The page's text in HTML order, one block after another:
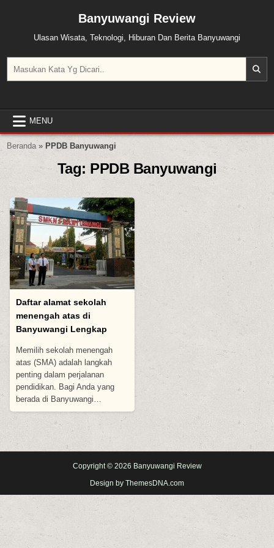
Banyuwangi Review
Ulasan Wisata, Teknologi, Hiburan Dan Berita Banyuwangi
MENU
Beranda» PPDB Banyuwangi
Tag: PPDB Banyuwangi
Daftar alamat sekolah
menengah atas di
Banyuwangi Lengkap
Memilih sekolah menengah
atas (SMA) adalah langkah
penting dalam perjalanan
pendidikan. Bagi Anda yang
berada di Banyuwangi…
Copyright © 2026 Banyuwangi Review
Design by ThemesDNA.com